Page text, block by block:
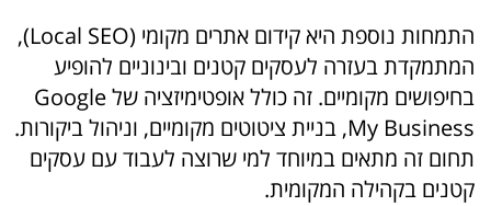
התמחות נוספת היא קידום אתרים מקומי (Local SEO),
המתמקדת בעזרה לעסקים קטנים ובינוניים להופיע
בחיפושים מקומיים. זה כולל אופטימיזציה של Google
My Business, בניית ציטוטים מקומיים, וניהול ביקורות.
תחום זה מתאים במיוחד למי שרוצה לעבוד עם עסקים
קטנים בקהילה המקומית.